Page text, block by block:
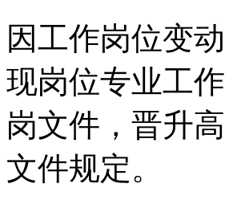
因工作岗位变
现岗位专业工
岗文件，晋升
文件规定。